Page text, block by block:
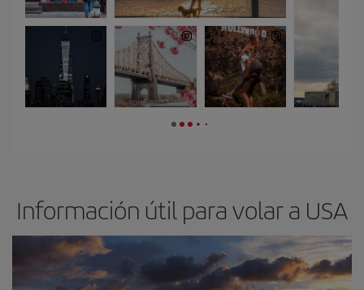
Información útil para volar a USA